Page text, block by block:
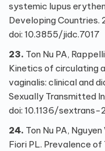
systemic lupus
Developing
doi: 10.3855/jidc.7017
23. Ton Nu PA,
Kinetics of circulating
vaginalis: clinical and
Sexually Transmitted
doi: 10.1136/sextrans-
24. Ton Nu PA,
Fiori PL. Prevalence